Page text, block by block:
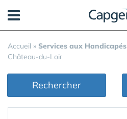
Accueil » Services aux Handicapés
Château-du-Loir
Rechercher